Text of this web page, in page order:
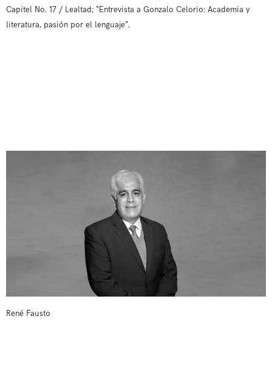
Capitel No. 17 / Lealtad; “Entrevista a Gonzalo Celorio: Academia y
literatura, pasión por el lenguaje”.
René Fausto